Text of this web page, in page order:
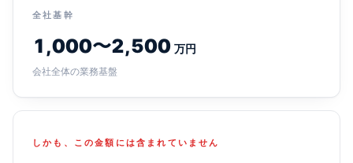
全社基幹
1,000〜2,500 万円
会社全体の業務基盤
しかも、この金額には含まれていません